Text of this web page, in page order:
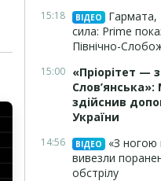
15:18 ВІДЕО
Гармата,
сила: Prime
Північно-
15:00 «Пріорітет —
здійснив
України
14:56 ВІДЕО
«З ногою
вивезли
обстрілу